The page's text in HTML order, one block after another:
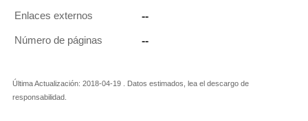
Enlaces externos --
Número de páginas --
Última Actualización: 2018-04-19 . Datos estimados, lea el descargo de
responsabilidad.